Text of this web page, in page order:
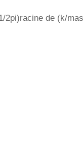
2pi)racine de (k/